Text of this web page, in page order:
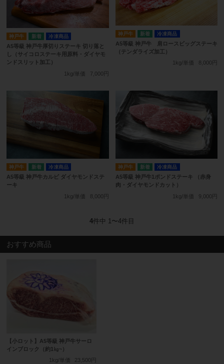
神戸牛 冷凍商品
A5等級 神戸牛厚切りステーキ 切り落と
し（サイコロステーキ用原料・ダイヤモ
ンドスリット加工）
1kg/単価
7,000円
神戸牛 冷凍商品
A5等級 神戸牛 肩ロースビッグステーキ
（テンダライズ加工）
1kg/単価
8,000円
神戸牛 冷凍商品
A5等級 神戸牛カルビ ダイヤモンドステ
ーキ
1kg/単価
8,000円
神戸牛 冷凍商品
A5等級 神戸牛1ポンドステーキ （赤身
肉・ダイヤモンドカット）
1kg/単価
9,000円
4件中 1〜4件目
おすすめ商品
【小ロット】A5等級 神戸牛サーロ
インブロック（約1㎏~）
1kg/単価
23,500円